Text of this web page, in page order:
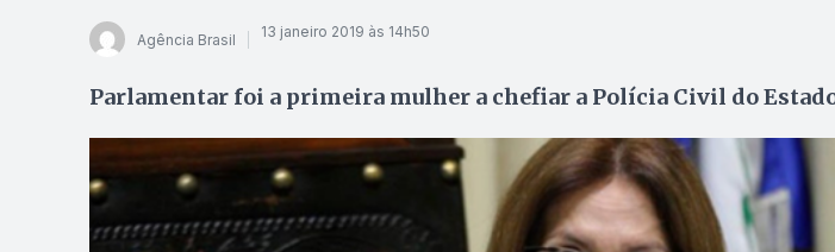
Agência Brasil 13 janeiro 2019 às 14h50
Parlamentar foi a primeira mulher a chefiar a Polícia Civil do